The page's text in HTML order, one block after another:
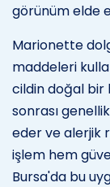
görünüm elde
Marionette
maddeleri
cildin doğal bir
sonrası
eder ve alerjik
işlem hem
Bursa'da bu